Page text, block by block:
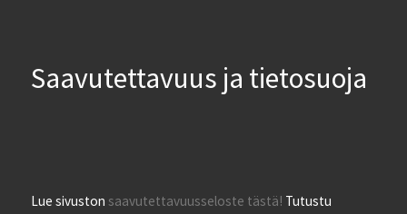
Saavutettavuus ja tietosuoja
Lue sivustonsaavutettavuusseloste tästä! Tutustu